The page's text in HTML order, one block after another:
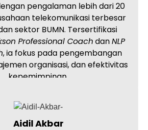
pengalaman lebih dari 20
telekomunikasi terbesar
sektor BUMN. Tersertifikasi
Professional CoachdanNLP
, ia fokus pada pengembangan
organisasi, dan efektivitas
kepemimpinan.
Aidil Akbar